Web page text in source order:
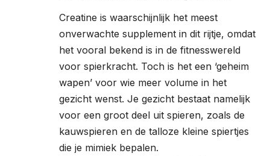
Creatine is waarschijnlijk het meest
onverwachte supplement in dit rijtje, omdat
het vooral bekend is in de fitnesswereld
voor spierkracht. Toch is het een ‘geheim
wapen’ voor wie meer volume in het
gezicht wenst. Je gezicht bestaat namelijk
voor een groot deel uit spieren, zoals de
kauwspieren en de talloze kleine spiertjes
die je mimiek bepalen.